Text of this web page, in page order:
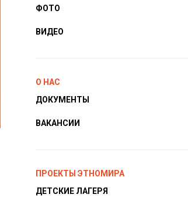
ФОТО
ВИДЕО
О НАС
ДОКУМЕНТЫ
ВАКАНСИИ
ПРОЕКТЫ ЭТНОМИРА
ДЕТСКИЕ ЛАГЕРЯ